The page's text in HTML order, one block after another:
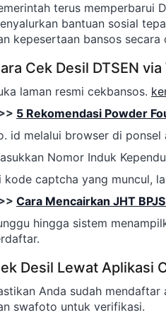
terus memperbarui
bantuan sosial
kepesertaan bansos secara
Cek Desil DTSEN
laman resmi cekbansos.
5 Rekomendasi Powder
id melalui browser di ponsel
Nomor Induk
kode captcha yang muncul,
Cara Mencairkan JHT
hingga sistem
Desil Lewat Aplikasi
Anda sudah mendaftar
swafoto untuk verifikasi.